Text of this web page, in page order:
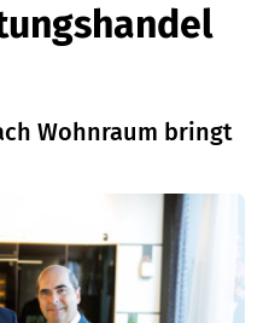
Wohnraum bringt